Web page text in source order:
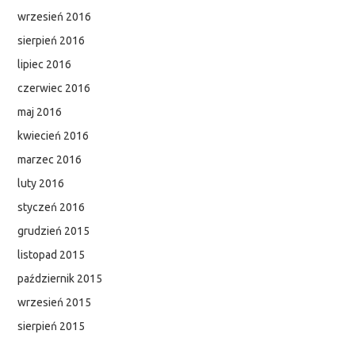
wrzesień 2016
sierpień 2016
lipiec 2016
czerwiec 2016
maj 2016
kwiecień 2016
marzec 2016
luty 2016
styczeń 2016
grudzień 2015
listopad 2015
październik 2015
wrzesień 2015
sierpień 2015